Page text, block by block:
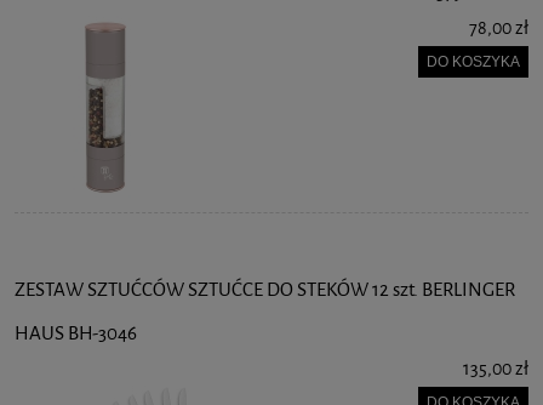
78,00 zł
DO KOSZYKA
ZESTAW SZTUĆCÓW SZTUĆCE DO STEKÓW 12 szt. BERLINGER
HAUS BH-3046
135,00 zł